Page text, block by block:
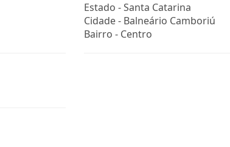
Estado -Santa Catarina
Cidade - Balneário Camboriú
Bairro - Centro